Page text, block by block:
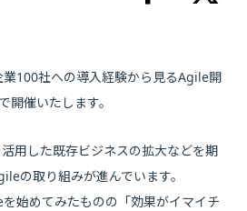
100社への導入経験から見るAgile開
開催いたします。
用した既存ビジネスの拡大などを期
の取り組みが進んでいます。
始めてみたものの「効果がイマイチ